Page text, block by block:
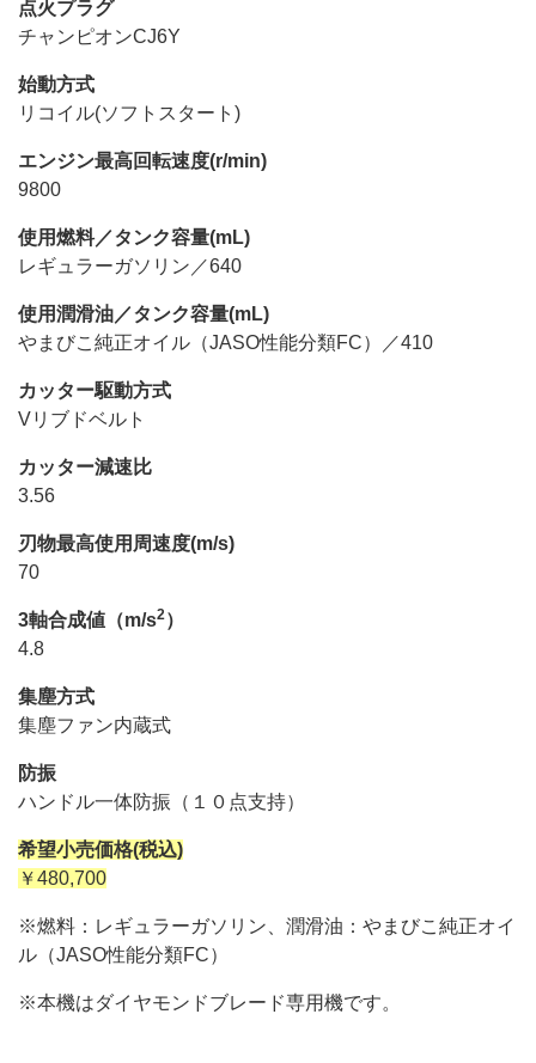
点火プラグ
チャンピオンCJ6Y
始動方式
リコイル(ソフトスタート)
エンジン最高回転速度(r/min)
9800
使用燃料／タンク容量(mL)
レギュラーガソリン／640
使用潤滑油／タンク容量(mL)
やまびこ純正オイル（JASO性能分類FC）／410
カッター駆動方式
Vリブドベルト
カッター減速比
3.56
刃物最高使用周速度(m/s)
70
3軸合成値（m/s2）
4.8
集塵方式
集塵ファン内蔵式
防振
ハンドル一体防振（１０点支持）
希望小売価格(税込)
￥480,700
※燃料：レギュラーガソリン、潤滑油：やまびこ純正オイ
ル（JASO性能分類FC）
※本機はダイヤモンドブレード専用機です。